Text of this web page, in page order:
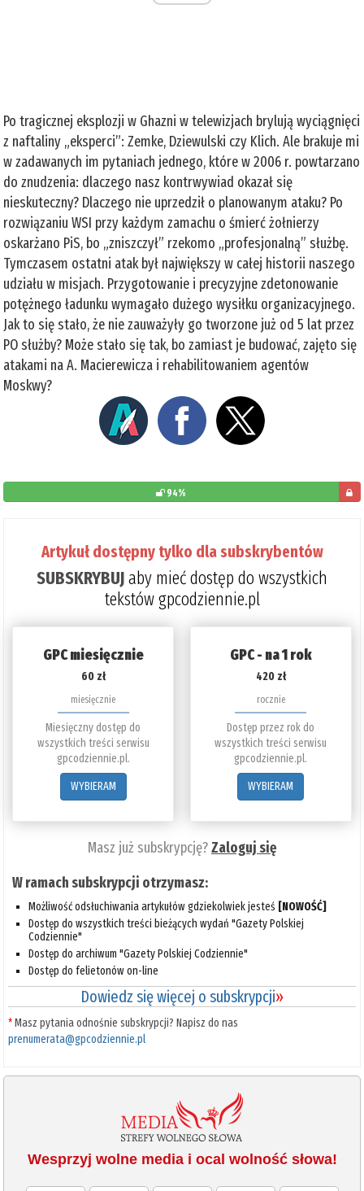
Po tragicznej eksplozji w Ghazni w telewizjach brylują wyciągnięci
z naftaliny „eksperci”: Zemke, Dziewulski czy Klich. Ale brakuje mi
w zadawanych im pytaniach jednego, które w 2006 r. powtarzano
do znudzenia: dlaczego nasz kontrwywiad okazał się
nieskuteczny? Dlaczego nie uprzedził o planowanym ataku? Po
rozwiązaniu WSI przy każdym zamachu o śmierć żołnierzy
oskarżano PiS, bo „zniszczył” rzekomo „profesjonalną” służbę.
Tymczasem ostatni atak był największy w całej historii naszego
udziału w misjach. Przygotowanie i precyzyjne zdetonowanie
potężnego ładunku wymagało dużego wysiłku organizacyjnego.
Jak to się stało, że nie zauważyły go tworzone już od 5 lat przez
PO służby? Może stało się tak, bo zamiast je budować, zajęto się
atakami na A. Macierewicza i rehabilitowaniem agentów
Moskwy?
94%
Artykuł dostępny tylko dla subskrybentów
SUBSKRYBUJaby mieć dostęp do wszystkich
tekstów gpcodziennie.pl
GPC miesięcznie
60 zł
miesięcznie
Miesięczny dostęp do
wszystkich treści serwisu
gpcodziennie.pl.
WYBIERAM
GPC - na 1 rok
420 zł
rocznie
Dostęp przez rok do
wszystkich treści serwisu
gpcodziennie.pl.
WYBIERAM
Masz już subskrypcję?Zaloguj się
W ramach subskrypcji otrzymasz:
Możliwość odsłuchiwania artykułów gdziekolwiek jesteś [NOWOŚĆ]
Dostęp do wszystkich treści bieżących wydań "Gazety Polskiej
Codziennie"
Dostęp do archiwum "Gazety Polskiej Codziennie"
Dostęp do felietonów on-line
Dowiedz się więcej o subskrypcji»
*Masz pytania odnośnie subskrypcji? Napisz do nas
prenumerata@gpcodziennie.pl
Wesprzyj wolne media i ocal wolność słowa!